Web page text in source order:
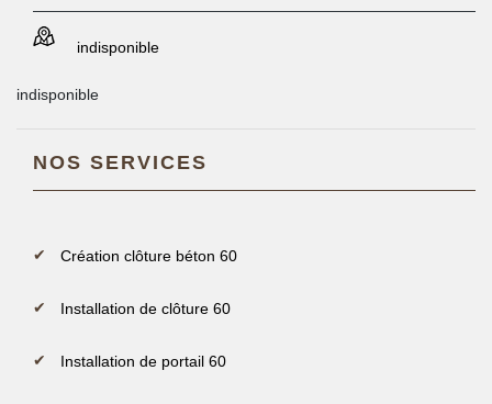
indisponible
indisponible
NOS SERVICES
Création clôture béton 60
Installation de clôture 60
Installation de portail 60